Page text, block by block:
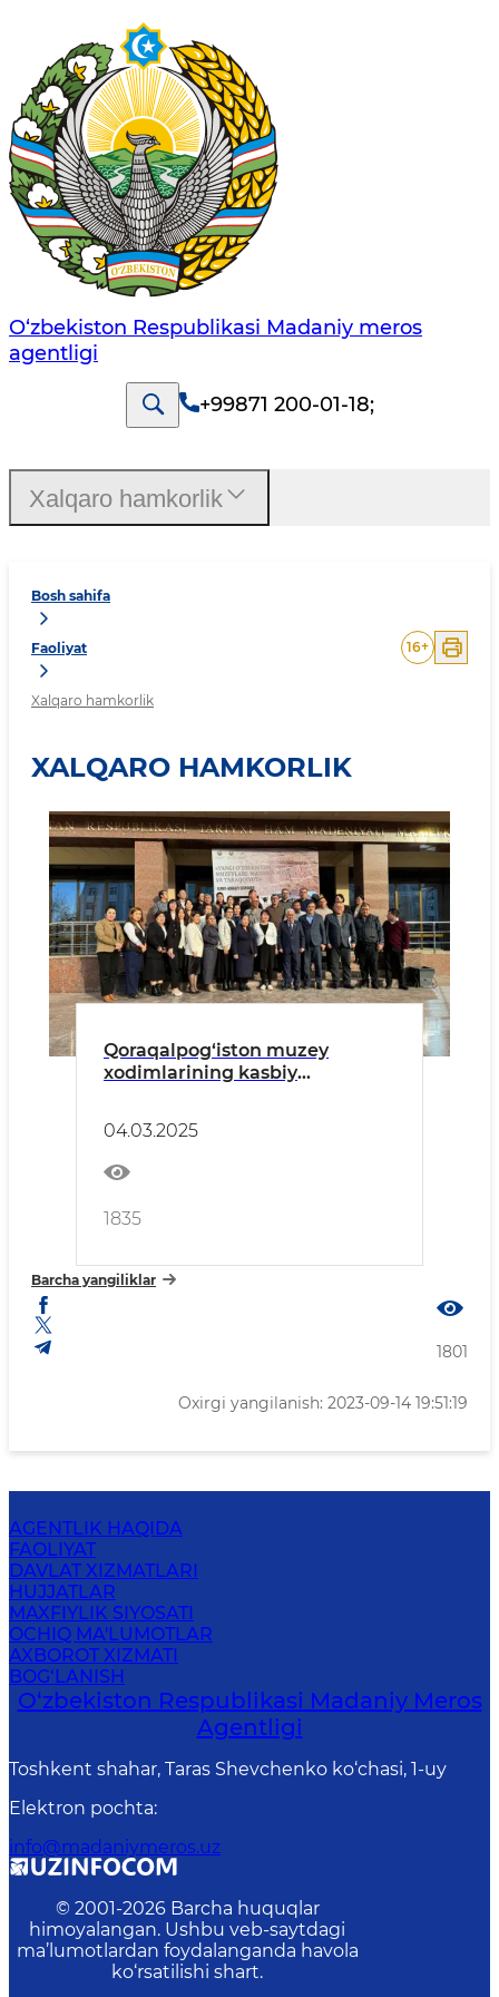
O‘zbekiston Respublikasi Madaniy meros
agentligi
+99871 200-01-18;
Bosh sahifa
Faoliyat
Xalqaro hamkorlik
16+
XALQARO HAMKORLIK
Qoraqalpog‘iston muzey
xodimlarining kasbiy
04.03.2025
1835
Barcha yangiliklar
1801
Oxirgi yangilanish: 2023-09-14 19:51:19
Xalqaro hamkorlik
AGENTLIK HAQIDA
FAOLIYAT
DAVLAT XIZMATLARI
HUJJATLAR
MAXFIYLIK SIYOSATI
OCHIQ MA'LUMOTLAR
AXBOROT XIZMATI
BOG‘LANISH
O‘zbekiston Respublikasi Madaniy Meros
Agentligi
Toshkent shahar, Taras Shevchenko ko‘chasi, 1-uy
Elektron pochta:
info@madaniymeros.uz
© 2001-2026 Barcha huquqlar
himoyalangan. Ushbu veb-saytdagi
ma’lumotlardan foydalanganda havola
ko‘rsatilishi shart.